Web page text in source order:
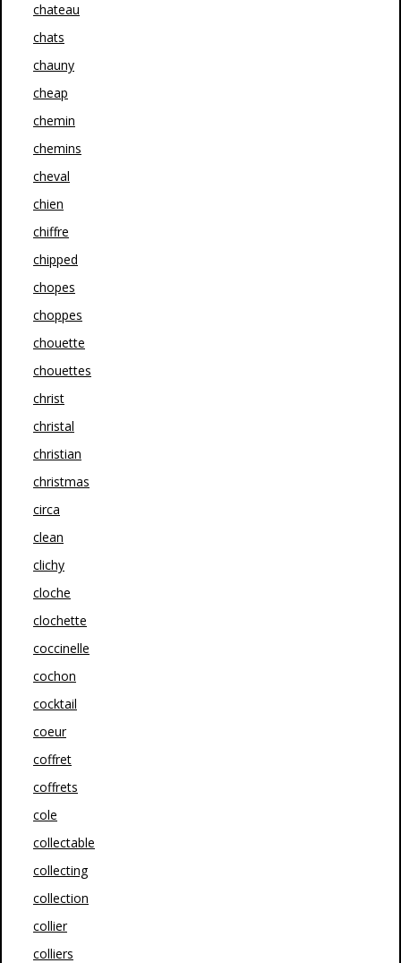
chateau
chats
chauny
cheap
chemin
chemins
cheval
chien
chiffre
chipped
chopes
choppes
chouette
chouettes
christ
christal
christian
christmas
circa
clean
clichy
cloche
clochette
coccinelle
cochon
cocktail
coeur
coffret
coffrets
cole
collectable
collecting
collection
collier
colliers